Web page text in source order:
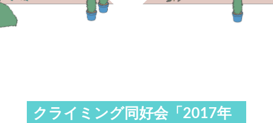
クライミング同好会「2017年